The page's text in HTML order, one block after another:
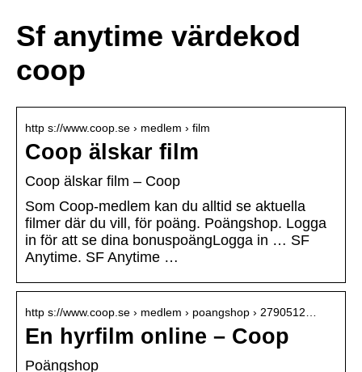
Sf anytime värdekod
coop
http s://www.coop.se › medlem › film
Coop älskar film
Coop älskar film – Coop
Som Coop-medlem kan du alltid se aktuella
filmer där du vill, för poäng. Poängshop. Logga
in för att se dina bonuspoängLogga in … SF
Anytime. SF Anytime …
http s://www.coop.se › medlem › poangshop › 2790512…
En hyrfilm online – Coop
Poängshop